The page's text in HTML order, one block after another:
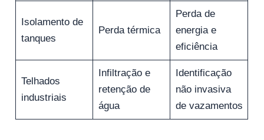
Isolamento de
tanques
Perda térmica
Perda de
energia e
eficiência
Telhados
industriais
Infiltração e
retenção de
água
Identificação
não invasiva
de vazamentos